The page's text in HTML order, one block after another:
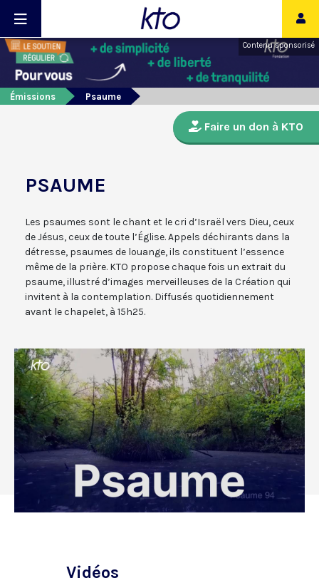
Contenu sponsorisé
Émissions Psaume
Faire un don à KTO
PSAUME
Les psaumes sont le chant et le cri d’Israël vers Dieu, ceux
de Jésus, ceux de toute l’Église. Appels déchirants dans la
détresse, psaumes de louange, ils constituent l’essence
même de la prière. KTO propose chaque fois un extrait du
psaume, illustré d’images merveilleuses de la Création qui
invitent à la contemplation. Diffusés quotidiennement
avant le chapelet, à 15h25.
Vidéos